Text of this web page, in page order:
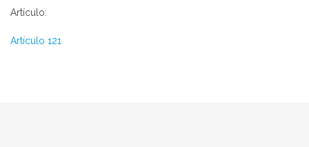
Artículo:
Artículo 121